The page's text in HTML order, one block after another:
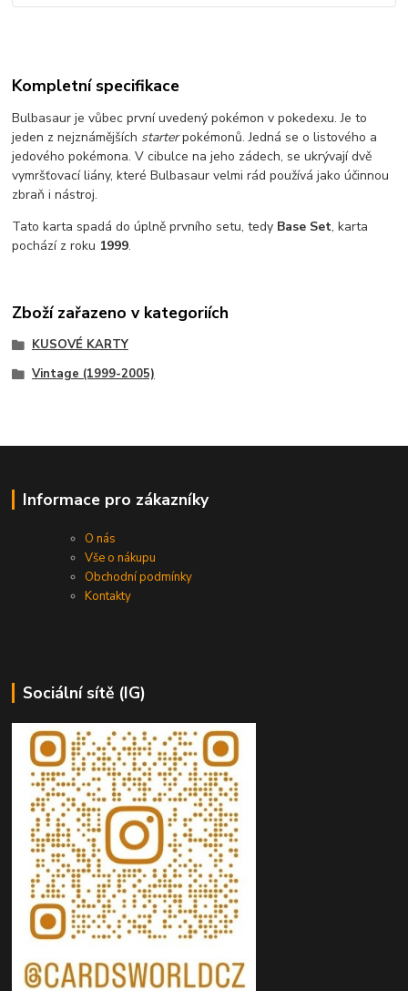
Kompletní specifikace
Bulbasaur je vůbec první uvedený pokémon v pokedexu. Je to
jeden z nejznámějších starterpokémonů. Jedná se o listového a
jedového pokémona. V cibulce na jeho zádech, se ukrývají dvě
vymršťovací liány, které Bulbasaur velmi rád používá jako účinnou
zbraň i nástroj.
Tato karta spadá do úplně prvního setu, tedy Base Set, karta
pochází z roku 1999.
Zboží zařazeno v kategoriích
KUSOVÉ KARTY
Vintage (1999-2005)
Informace pro zákazníky
O nás
Vše o nákupu
Obchodní podmínky
Kontakty
Sociální sítě (IG)